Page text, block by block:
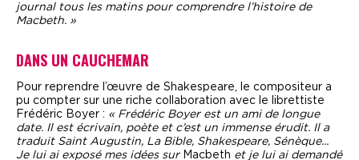
journal tous les matins pour comprendre l’histoire de
Macbeth. »
DANS UN CAUCHEMAR
Pour reprendre l’œuvre de Shakespeare, le compositeur a
pu compter sur une riche collaboration avec le librettiste
Frédéric Boyer : « Frédéric Boyer est un ami de longue
date. Il est écrivain, poète et c’est un immense érudit. Il a
traduit Saint Augustin, La Bible, Shakespeare, Sénèque...
Je lui ai exposé mes idées sur Macbeth et je lui ai demandé